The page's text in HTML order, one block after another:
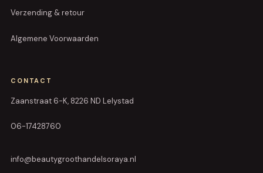
Verzending & retour
Algemene Voorwaarden
CONTACT
Zaanstraat 6-K, 8226 ND Lelystad
06-17428760
info@beautygroothandelsoraya.nl